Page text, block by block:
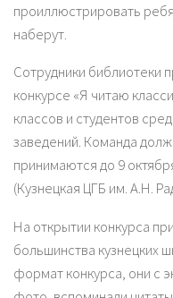
проиллюстрировать
наберут.
Сотрудники библиотеки
конкурсе «Я читаю
классов и студентов
заведений. Команда
принимаются до 9
(Кузнецкая ЦГБ им. А.Н.
На открытии конкурса
большинства кузнецких
формат конкурса, они с